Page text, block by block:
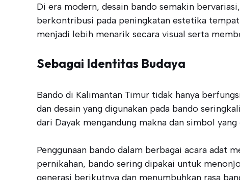
Di era modern, desain bando semakin
berkontribusi pada peningkatan estetika
menjadi lebih menarik secara visual serta
Sebagai Identitas Budaya
Bando di Kalimantan Timur tidak hanya
dan desain yang digunakan pada bando
dari Dayak mengandung makna dan simbol
Penggunaan bando dalam berbagai acara adat
pernikahan, bando sering dipakai untuk
generasi berikutnya dan menumbuhkan rasa